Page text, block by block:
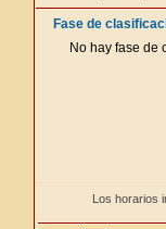
Fase de
No hay fase de
Los horarios